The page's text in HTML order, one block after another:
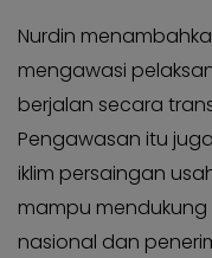
Nurdin
mengawasi
berjalan secara
Pengawasan itu
iklim persaingan
mampu
nasional dan